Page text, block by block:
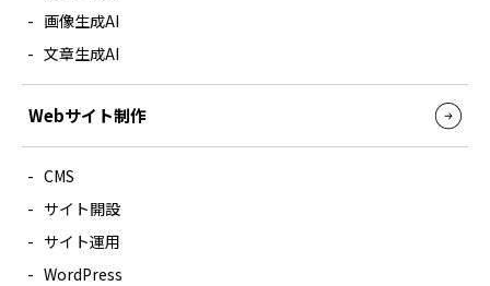
『SUNGROVE』について
利用規約
プライバシーポリシー
運営会社
画像生成AI
文章生成AI
Webサイト制作
CMS
サイト開設
サイト運用
WordPress